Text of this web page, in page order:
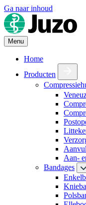
Ga naar inhoud
Menu
Home
Producten
Aan-
Bandages